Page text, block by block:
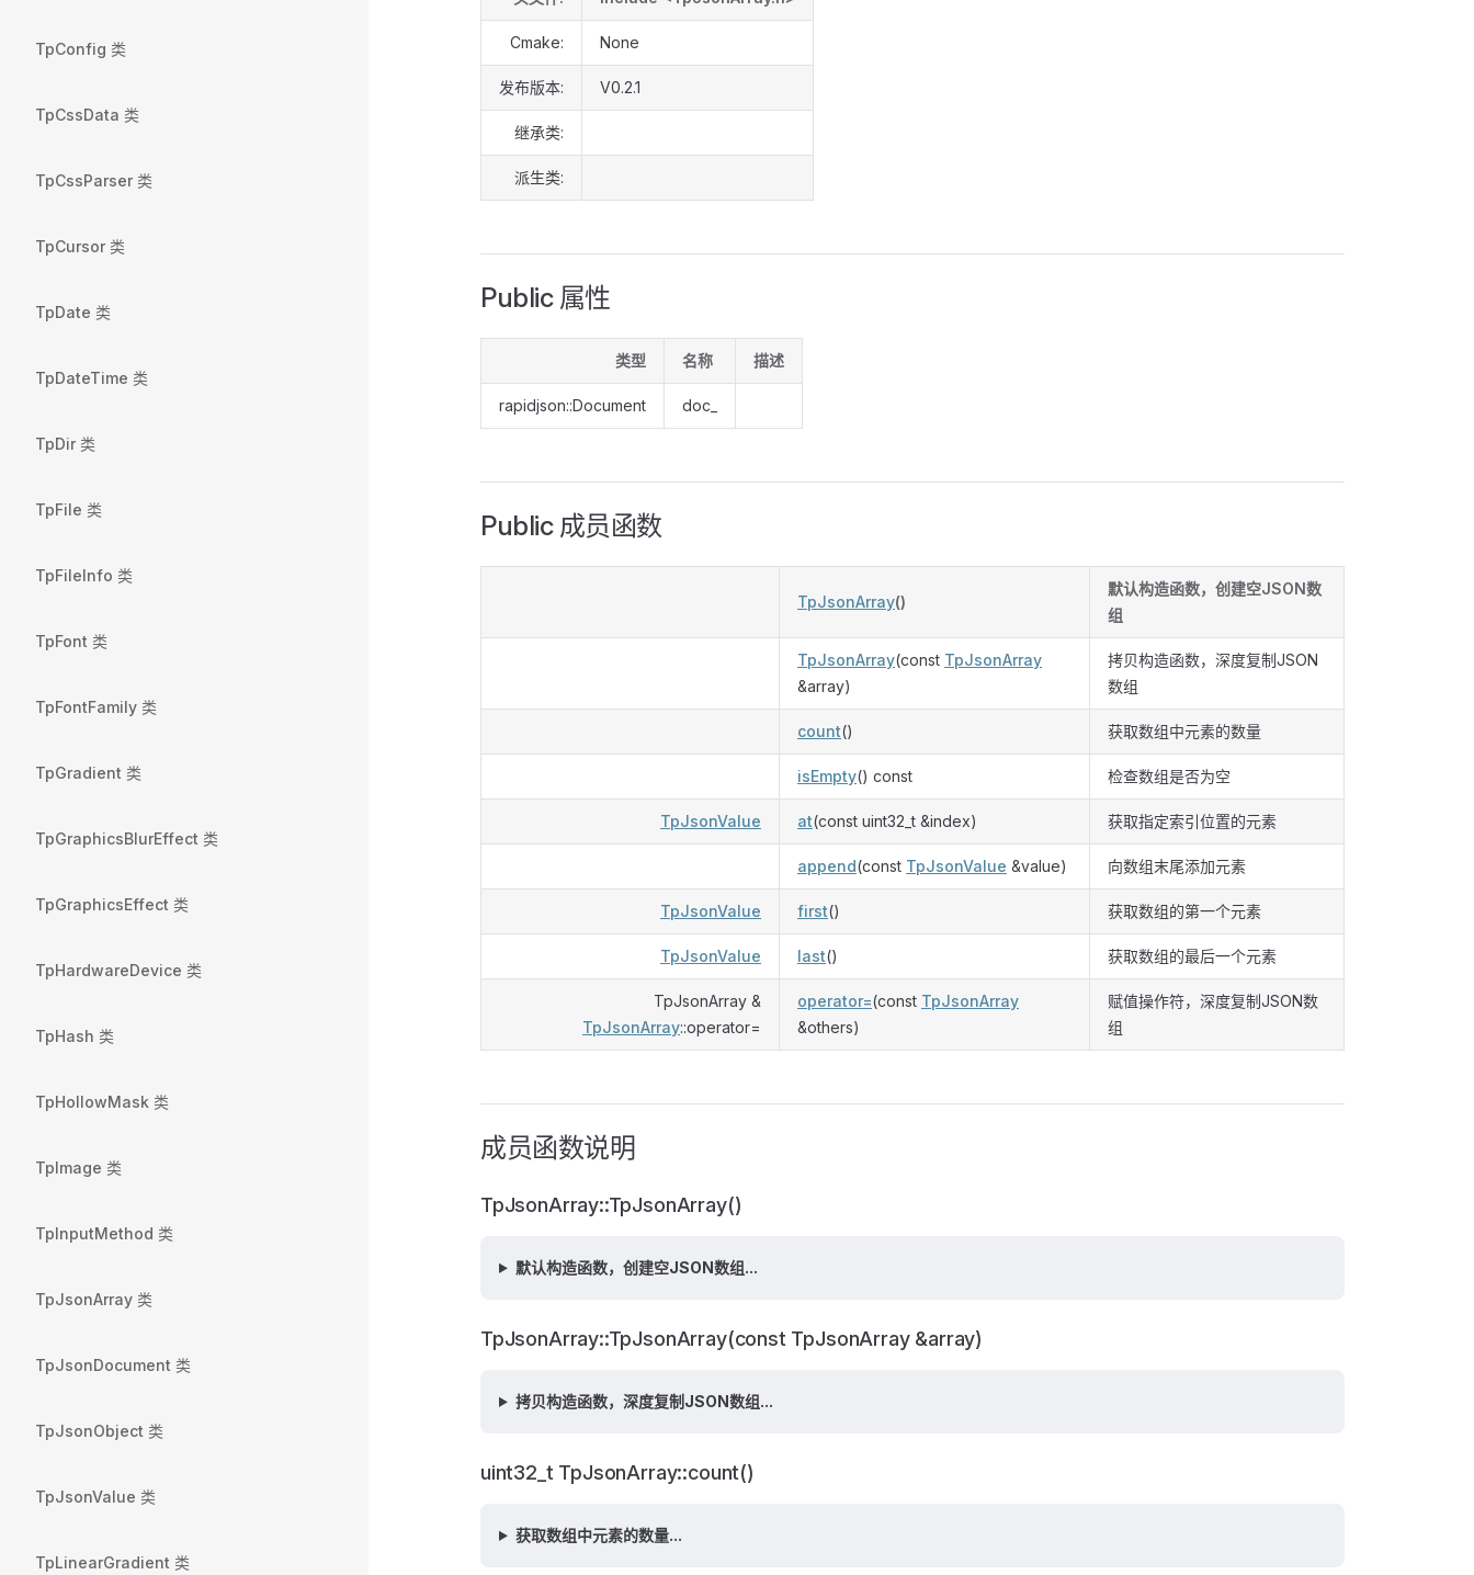
TpConfig 类
TpCssData 类
TpCssParser 类
TpCursor 类
TpDate 类
TpDateTime 类
TpDir 类
TpFile 类
TpFileInfo 类
TpFont 类
TpFontFamily 类
TpGradient 类
TpGraphicsBlurEffect 类
TpGraphicsEffect 类
TpHardwareDevice 类
TpHash 类
TpHollowMask 类
TpImage 类
TpInputMethod 类
TpJsonArray 类
TpJsonDocument 类
TpJsonObject 类
TpJsonValue 类
TpLinearGradient 类
Cmake: None
发布版本: V0.2.1
继承类:
派生类:
Public 属性
类型 名称 描述
rapidjson::Document doc_
Public 成员函数
TpJsonArray()
默认构造函数，创建空JSON数
组
TpJsonArray(const TpJsonArray
&array)
拷贝构造函数，深度复制JSON
数组
count() 获取数组中元素的数量
isEmpty() const 检查数组是否为空
TpJsonValue at(const uint32_t &index) 获取指定索引位置的元素
append(const TpJsonValue &value) 向数组末尾添加元素
TpJsonValue first() 获取数组的第一个元素
TpJsonValue last() 获取数组的最后一个元素
TpJsonArray &
TpJsonArray::operator=
operator=(const TpJsonArray
&others)
赋值操作符，深度复制JSON数
组
成员函数说明
TpJsonArray::TpJsonArray()
默认构造函数，创建空JSON数组...
TpJsonArray::TpJsonArray(const TpJsonArray &array)
拷贝构造函数，深度复制JSON数组...
uint32_t TpJsonArray::count()
获取数组中元素的数量...